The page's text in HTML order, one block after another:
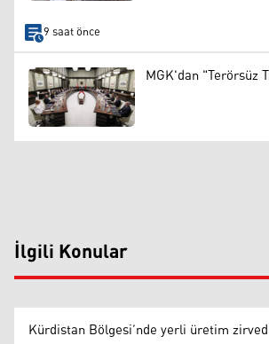
9 saat önce
MGK'dan "Terörsüz
İlgili Konular
Kürdistan Bölgesi’nde yerli üretim